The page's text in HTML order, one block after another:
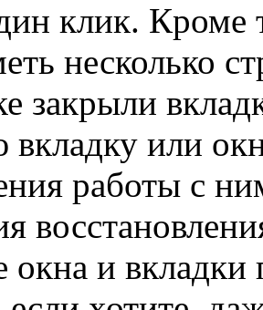
клик.
несколько
закрыли
вкладку или
работы с
окна и вкладки